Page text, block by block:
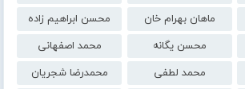
ماهان بهرام خان
محسن ابراهیم زاده
محسن یگانه
محمد اصفهانی
محمد لطفی
محمدرضا شجریان